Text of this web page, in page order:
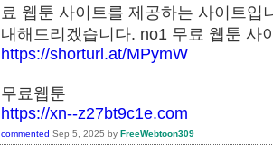
료 웹툰 사이트를 제공하는 사이트
내해드리겠습니다. no1 무료 웹툰
https://shorturl.at/MPymW
무료웹툰
https://xn--z27bt9c1e.com
commented Sep 5, 2025 by FreeWebtoon309